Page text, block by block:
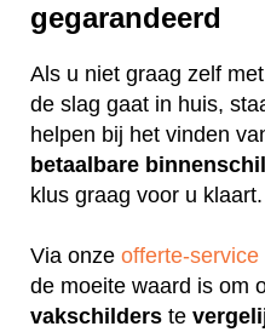
gegarandeerd
Als u niet graag zelf
de slag gaat in huis,
helpen bij het vinden
betaalbare
klus graag voor u klaart.
Via onze offerte-service
de moeite waard is om
vakschilders te